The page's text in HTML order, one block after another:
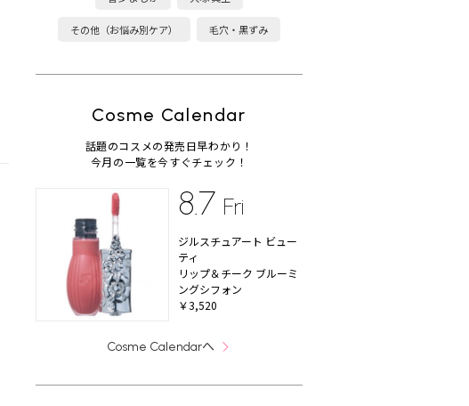
その他（お悩み別ケア） 毛穴・黒ずみ
Cosme Calendar
話題のコスメの発売日早わかり！
今月の一覧を今すぐチェック！
8.7 Fri
ジルスチュアート ビュー
ティ
リップ＆チーク ブルーミ
ングシフォン
￥3,520
Cosme Calendarへ